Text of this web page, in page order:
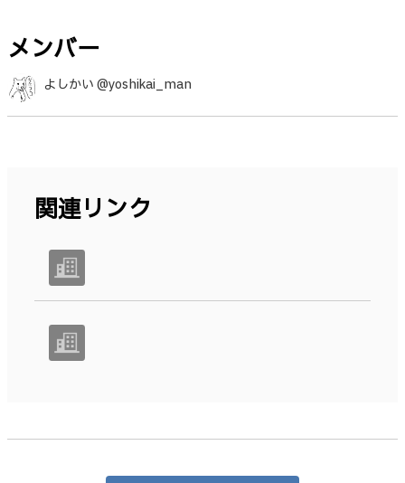
メンバー
よしかい @yoshikai_man
関連リンク